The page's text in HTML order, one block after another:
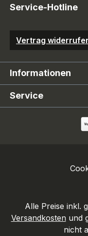
Service-Hotline
Vertrag
Informationen
Service
Alle Preise inkl.
Versandkostenund
nicht